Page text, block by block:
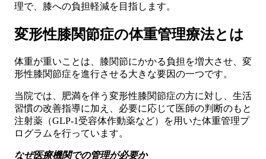
理で、膝への負担軽減を目指します。
変形性膝関節症の体重管理療法とは
体重が重いことは、膝関節にかかる負担を増大させ、変
形性膝関節症を進行させる大きな要因の一つです。
当院では、肥満を伴う変形性膝関節症の方に対し、生活
習慣の改善指導に加え、必要に応じて医師の判断のもと
注射薬（GLP-1受容体作動薬など）を用いた体重管理プ
ログラムを行っています。
なぜ医療機関での管理が必要か